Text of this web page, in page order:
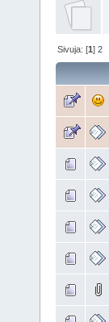
Sivuja: [1]2